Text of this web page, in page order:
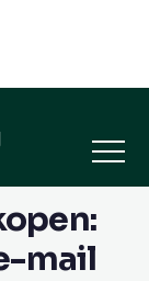
mail